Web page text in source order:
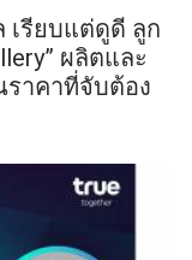
เรียบแต่ดูดี ลูก
ผลิตและ
าคาที่จับต้อง